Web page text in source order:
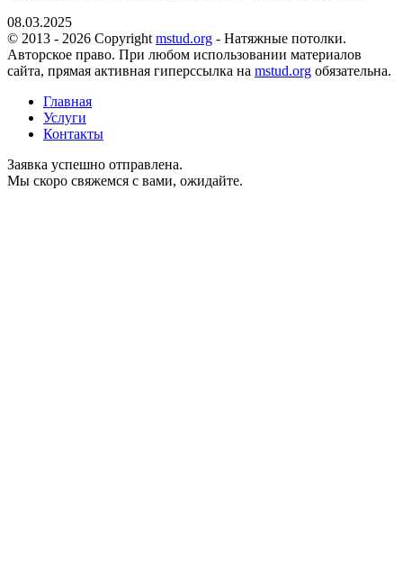
08.03.2025
© 2013 - 2026 Copyright mstud.org - Натяжные потолки.
Авторское право. При любом использовании материалов
сайта, прямая активная гиперссылка на mstud.org обязательна.
Главная
Услуги
Контакты
Заявка успешно отправлена.
Мы скоро свяжемся с вами, ожидайте.